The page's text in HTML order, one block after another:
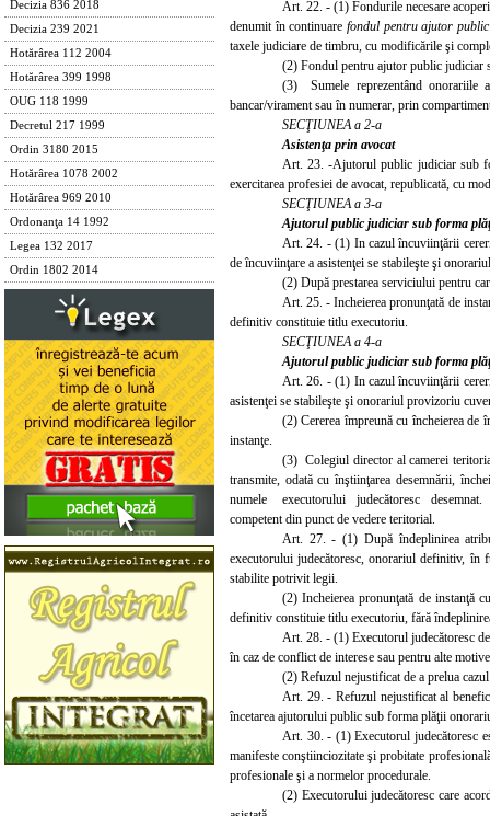
Decizia 836 2018
Decizia 239 2021
Hotărârea 112 2004
Hotărârea 399 1998
OUG 118 1999
Decretul 217 1999
Ordin 3180 2015
Hotărârea 1078 2002
Hotărârea 969 2010
Ordonanţa 14 1992
Legea 132 2017
Ordin 1802 2014
Art. 22. - (1) Fondurile necesare
denumit în continuare fondul pentru ajutor
taxele judiciare de timbru, cu modificările şi
(2) Fondul pentru ajutor public judiciar
(3) Sumele reprezentând onorariile
bancar/virament sau în numerar, prin
SECŢIUNEA a 2-a
Asistenţa prin avocat
Art. 23. -Ajutorul public judiciar sub
exercitarea profesiei de avocat, republicată, cu
SECŢIUNEA a 3-a
Ajutorul public judiciar sub forma
Art. 24. - (1) In cazul încuviinţării
de încuviinţare a asistenţei se stabileşte şi
(2) După prestarea serviciului pentru
Art. 25. - Incheierea pronunţată de
definitiv constituie titlu executoriu.
SECŢIUNEA a 4-a
Ajutorul public judiciar sub forma
Art. 26. - (1) In cazul încuviinţării
asistenţei se stabileşte şi onorariul provizoriu
(2) Cererea împreună cu încheierea de
instanţe.
(3) Colegiul director al camerei
transmite, odată cu înştiinţarea desemnării,
numele executorului judecătoresc
competent din punct de vedere teritorial.
Art. 27. - (1) După îndeplinirea
executorului judecătoresc, onorariul definitiv, în
stabilite potrivit legii.
(2) Incheierea pronunţată de instanţă
definitiv constituie titlu executoriu, fără
Art. 28. - (1) Executorul judecătoresc
în caz de conflict de interese sau pentru alte
(2) Refuzul nejustificat de a prelua
Art. 29. - Refuzul nejustificat al
încetarea ajutorului public sub forma plăţii
Art. 30. - (1) Executorul judecătoresc
manifeste conştiinciozitate şi probitate
profesionale şi a normelor procedurale.
(2) Executorului judecătoresc care